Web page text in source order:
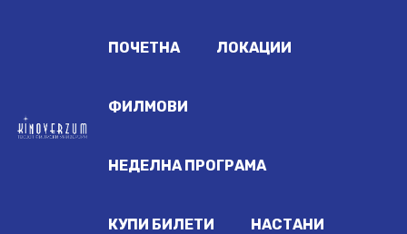
ПОЧЕТНА ЛОКАЦИИ
ФИЛМОВИ
НЕДЕЛНА ПРОГРАМА
КУПИ БИЛЕТИ НАСТАНИ